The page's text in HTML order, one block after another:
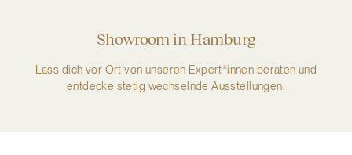
Showroom in Hamburg
Lass dich vor Ort von unseren Expert*innen beraten und
entdecke stetig wechselnde Ausstellungen.